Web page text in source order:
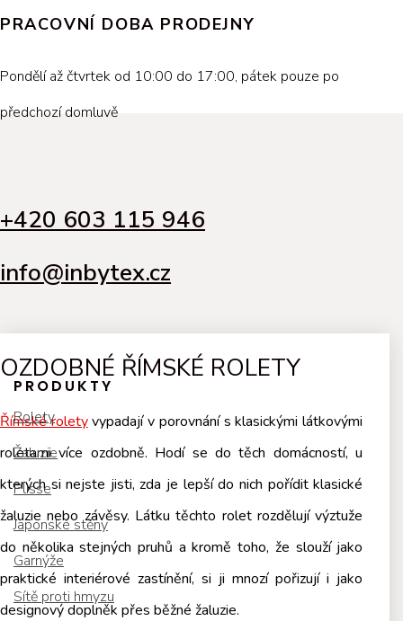
OZDOBNÉ ŘÍMSKÉ ROLETY
Římské roletyvypadají v porovnání s klasickými látkovými
roletami více ozdobně. Hodí se do těch domácností, u
kterých si nejste jisti, zda je lepší do nich pořídit klasické
žaluzie nebo závěsy. Látku těchto rolet rozdělují výztuže
do několika stejných pruhů a kromě toho, že slouží jako
praktické interiérové zastínění, si ji mnozí pořizují i jako
designový doplněk přes běžné žaluzie.
PRACOVNÍ DOBA PRODEJNY
Pondělí až čtvrtek od 10:00 do 17:00, pátek pouze po
předchozí domluvě
+420 603 115 946
info@inbytex.cz
PRODUKTY
Rolety
Žaluzie
Plisse
Japonské stěny
Garnýže
Sítě proti hmyzu